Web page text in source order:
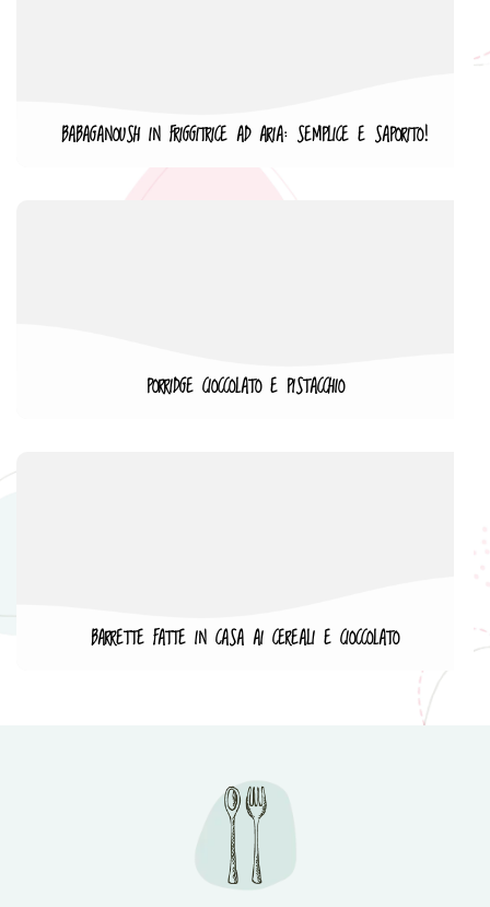
BABAGANOUSH IN FRIGGITRICE AD ARIA: SEMPLICE E SAPORITO!
PORRIDGE CIOCCOLATO E PISTACCHIO
BARRETTE FATTE IN CASA AI CEREALI E CIOCCOLATO